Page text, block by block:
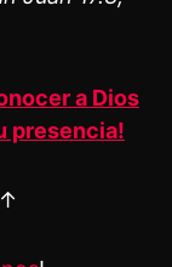
a Dios
presencia!